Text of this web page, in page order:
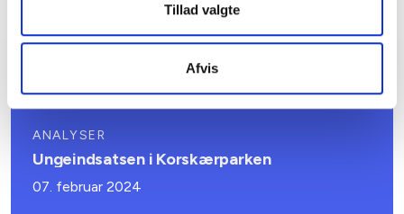
Tillad valgte
Afvis
ANALYSER
Ungeindsatsen i Korskærparken
07. februar 2024